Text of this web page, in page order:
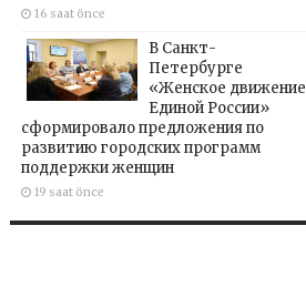
16 saat önce
В Санкт-
Петербурге
«Женское движение
Единой России»
сформировало предложения по
развитию городских программ
поддержки женщин
19 saat önce